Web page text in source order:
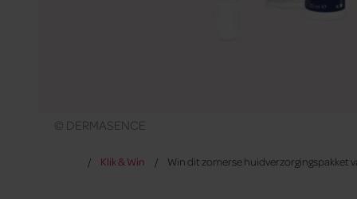
© DERMASENCE
Klik & Win Win dit zomerse huidverzorgingspakket